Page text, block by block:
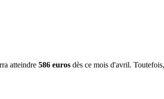
atteindre 586 euros dès ce mois d'avril.